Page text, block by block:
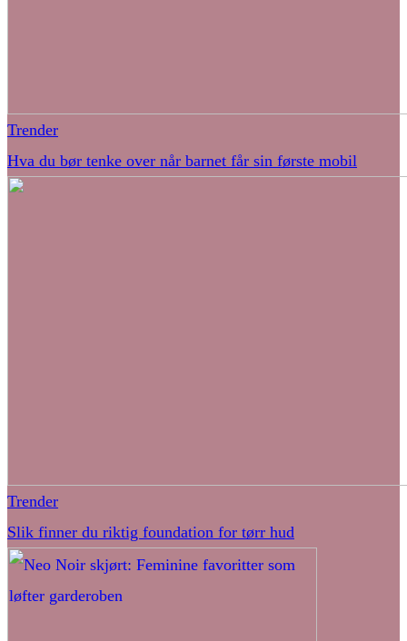
Trender
Hva du bør tenke over når barnet får sin første mobil
Trender
Slik finner du riktig foundation for tørr hud